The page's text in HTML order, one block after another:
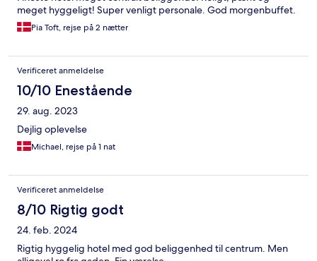
meget hyggeligt! Super venligt personale. God morgenbuffet.
Pia Toft, rejse på 2 nætter
Verificeret anmeldelse
10/10 Enestående
29. aug. 2023
Dejlig oplevelse
Michael, rejse på 1 nat
Verificeret anmeldelse
8/10 Rigtig godt
24. feb. 2024
Rigtig hyggelig hotel med god beliggenhed til centrum. Men